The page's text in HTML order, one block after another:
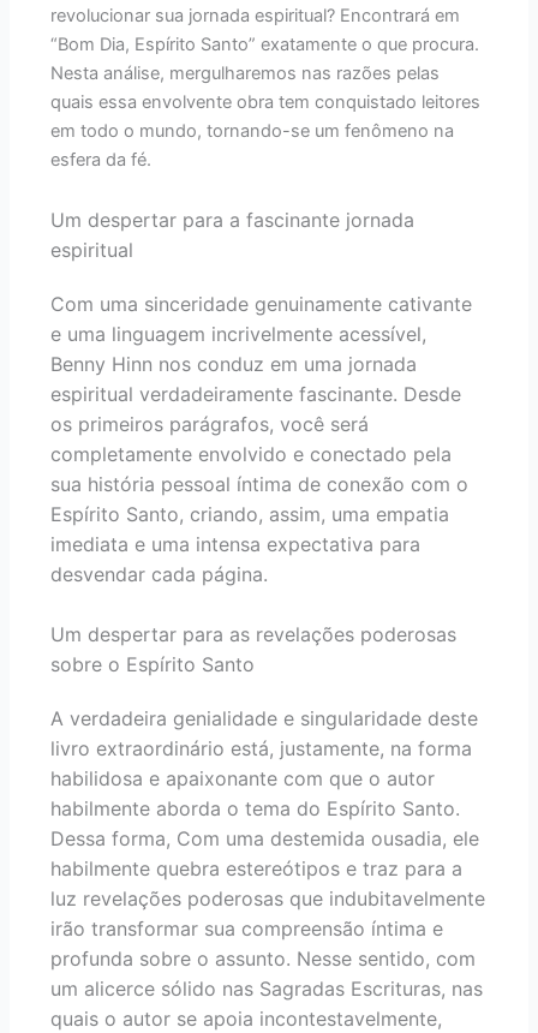
revolucionar sua jornada espiritual? Encontrará em
“Bom Dia, Espírito Santo” exatamente o que procura.
Nesta análise, mergulharemos nas razões pelas
quais essa envolvente obra tem conquistado leitores
em todo o mundo, tornando-se um fenômeno na
esfera da fé.
Um despertar para a fascinante jornada
espiritual
Com uma sinceridade genuinamente cativante
e uma linguagem incrivelmente acessível,
Benny Hinn nos conduz em uma jornada
espiritual verdadeiramente fascinante. Desde
os primeiros parágrafos, você será
completamente envolvido e conectado pela
sua história pessoal íntima de conexão com o
Espírito Santo, criando, assim, uma empatia
imediata e uma intensa expectativa para
desvendar cada página.
Um despertar para as revelações poderosas
sobre o Espírito Santo
A verdadeira genialidade e singularidade deste
livro extraordinário está, justamente, na forma
habilidosa e apaixonante com que o autor
habilmente aborda o tema do Espírito Santo.
Dessa forma, Com uma destemida ousadia, ele
habilmente quebra estereótipos e traz para a
luz revelações poderosas que indubitavelmente
irão transformar sua compreensão íntima e
profunda sobre o assunto. Nesse sentido, com
um alicerce sólido nas Sagradas Escrituras, nas
quais o autor se apoia incontestavelmente,